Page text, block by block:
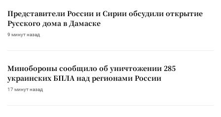
Представители России и Сирии обсудили открытие
Русского дома в Дамаске
9 минут назад
Минобороны сообщило об уничтожении 285
украинских БПЛА над регионами России
17 минут назад